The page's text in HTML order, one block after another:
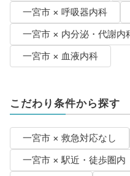
一宮市 × 呼吸器内科
一宮市 × 内分泌・代謝内
一宮市 × 血液内科
こだわり条件から探す
一宮市 × 救急対応なし
一宮市 × 駅近・徒歩圏内